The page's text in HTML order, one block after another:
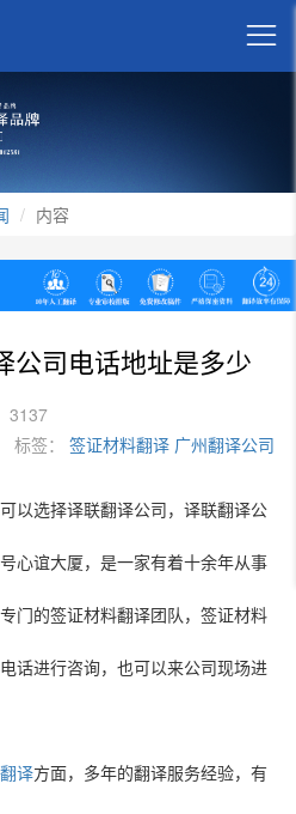

内容
公司电话地址是多少
3137
标签：
签证材料翻译 广州翻译公司
以选择译联翻译公司，译联翻译公
号心谊大厦，是一家有着十余年从事
门的签证材料翻译团队，签证材料
话进行咨询，也可以来公司现场进
译方面，多年的翻译服务经验，有